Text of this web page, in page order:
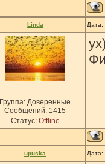
Linda Дата:
Группа: Доверенные
Сообщений: 1415
Статус: Offline
upuska